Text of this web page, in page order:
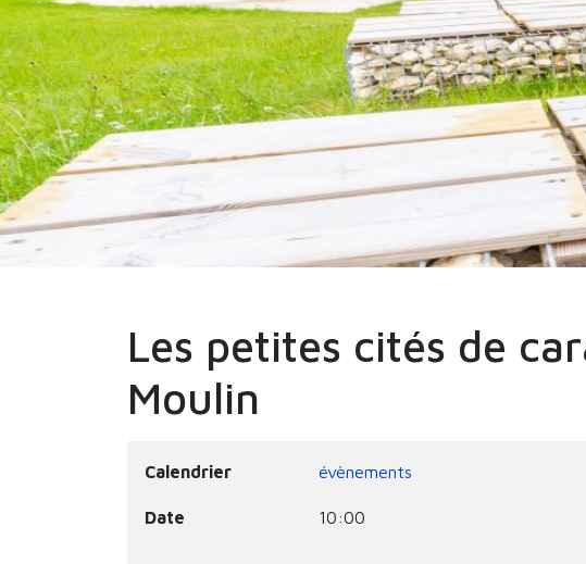
Vous êtes ici : Les petites cités de
Les petites cités de
Moulin
Calendrier évènements
Date 10:00